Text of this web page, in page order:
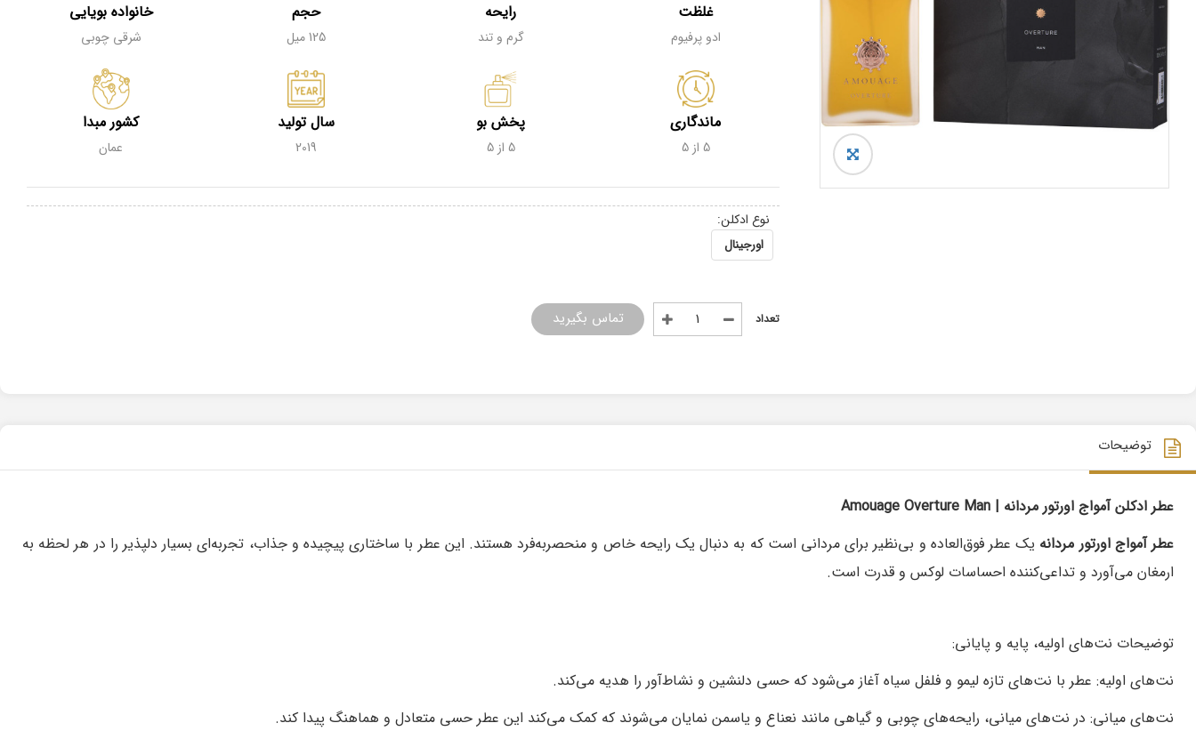
غلظت
ادو پرفیوم
رایحه
گرم و تند
حجم
125 میل
خانواده بویایی
شرقی چوبی
ماندگاری
5 از 5
پخش بو
5 از 5
سال تولید
2019
کشور مبدا
عمان
نوع ادکلن:
اورجینال
تماس بگیرید
توضیحات
عطر ادکلن آمواج اورتور مردانه | Amouage Overture Man
عطر آمواج اورتور مردانه یک عطر فوق‌العاده و بی‌نظیر برای مردانی است که به دنبال یک رایحه خاص و منحصربه‌فرد هستند. این عطر با ساختاری پیچیده و جذاب، تجربه‌ای بسیار دلپذیر را در هر لحظه به
ارمغان می‌آورد و تداعی‌کننده احساسات لوکس و قدرت است.
توضیحات نت‌های اولیه، پایه و پایانی:
نت‌های اولیه: عطر با نت‌های تازه لیمو و فلفل سیاه آغاز می‌شود که حسی دلنشین و نشاط‌آور را هدیه می‌کند.
نت‌های میانی: در نت‌های میانی، رایحه‌های چوبی و گیاهی مانند نعناع و یاسمن نمایان می‌شوند که کمک می‌کند این عطر حسی متعادل و هماهنگ پیدا کند.